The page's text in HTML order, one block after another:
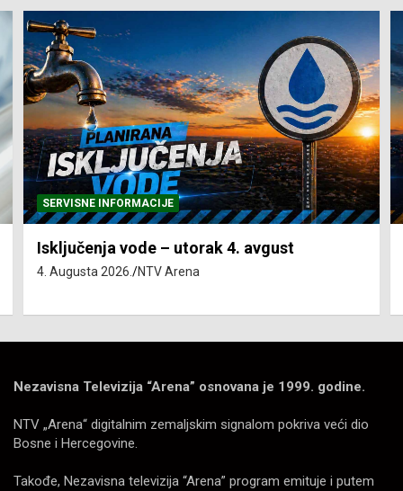
SERVISNE INFORMACIJE
Isključenja vode – utorak 4. avgust
4. Augusta 2026. NTV Arena
Nezavisna Televizija “Arena” osnovana je 1999. godine.
NTV „Arena“ digitalnim zemaljskim signalom pokriva veći dio
Bosne i Hercegovine.
Takođe, Nezavisna televizija “Arena” program emituje i putem